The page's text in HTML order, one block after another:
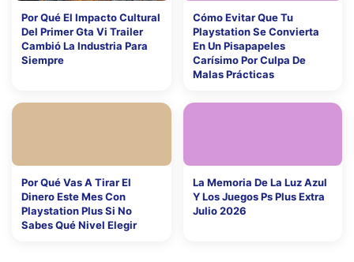
Por Qué El Impacto Cultural
Del Primer Gta Vi Trailer
Cambió La Industria Para
Siempre
Cómo Evitar Que Tu
Playstation Se Convierta
En Un Pisapapeles
Carísimo Por Culpa De
Malas Prácticas
Por Qué Vas A Tirar El
Dinero Este Mes Con
Playstation Plus Si No
Sabes Qué Nivel Elegir
La Memoria De La Luz Azul
Y Los Juegos Ps Plus Extra
Julio 2026